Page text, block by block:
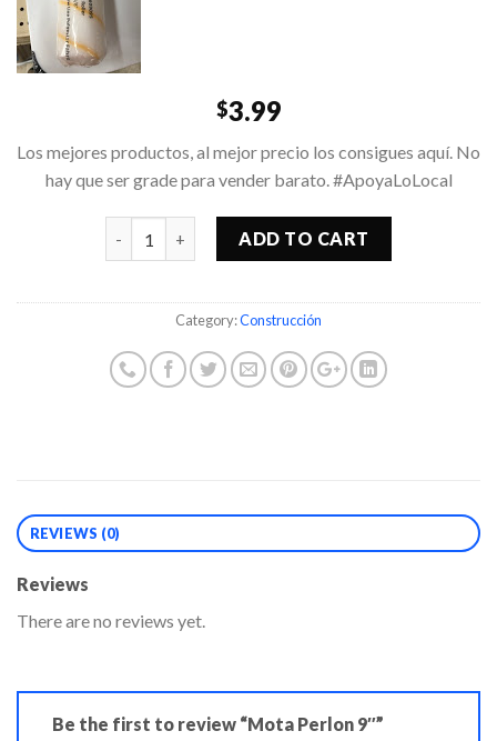
$3.99
Los mejores productos, al mejor precio los consigues aquí. No
hay que ser grade para vender barato. #ApoyaLoLocal
ADD TO CART
Category:Construcción
REVIEWS (0)
Reviews
There are no reviews yet.
Be the first to review “Mota Perlon 9″”